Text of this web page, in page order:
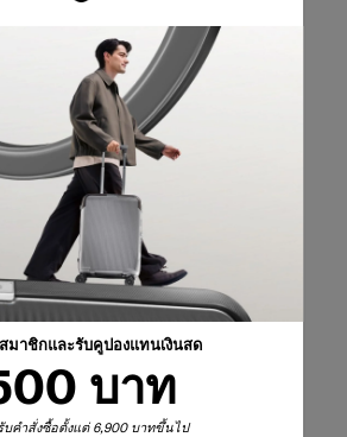
มาชิกและรับคูปองแทนเงินสด
บาท
บคำสั่งซื้อตั้งแต่ 6,900 บาทขึ้นไป
ด้านหน้าสองช่องเพื่อความสะดวก